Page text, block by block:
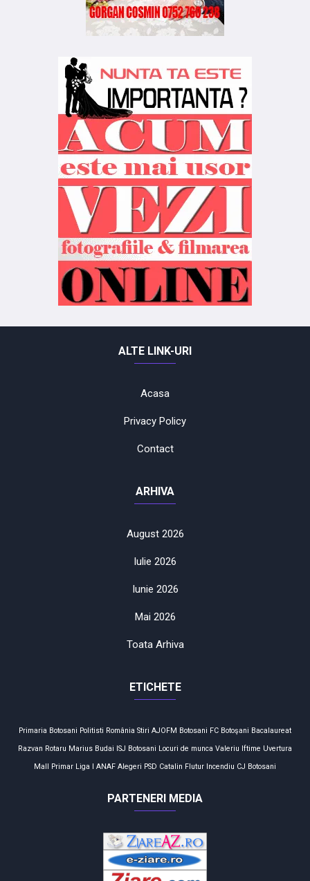
ALTE LINK-URI
Acasa
Privacy Policy
Contact
ARHIVA
August 2026
Iulie 2026
Iunie 2026
Mai 2026
Toata Arhiva
ETICHETE
Primaria Botosani Politisti România Stiri AJOFM Botosani FC Botoşani Bacalaureat
Razvan Rotaru Marius Budai ISJ Botosani Locuri de munca Valeriu Iftime Uvertura
Mall Primar Liga I ANAF Alegeri PSD Catalin Flutur Incendiu CJ Botosani
PARTENERI MEDIA